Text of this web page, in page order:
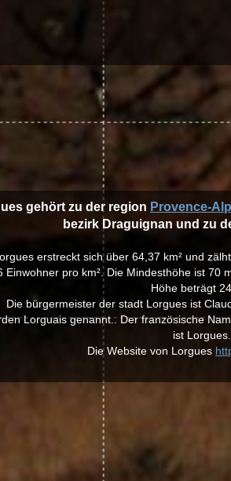
gehört zu der region Provence-
bezirk Draguignan und zu
erstreckt sich über 64,37 km² und
Einwohner pro km². Die Mindesthöhe ist 70
Höhe beträgt
Die bürgermeister der stadt Lorgues ist
Lorguais genannt.. Der französische
ist Lorgues.
Die Website von Lorgues